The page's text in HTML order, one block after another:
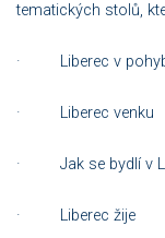
tematických stolů,
· Liberec v
· Liberec venku
· Jak se bydlí v
· Liberec žije